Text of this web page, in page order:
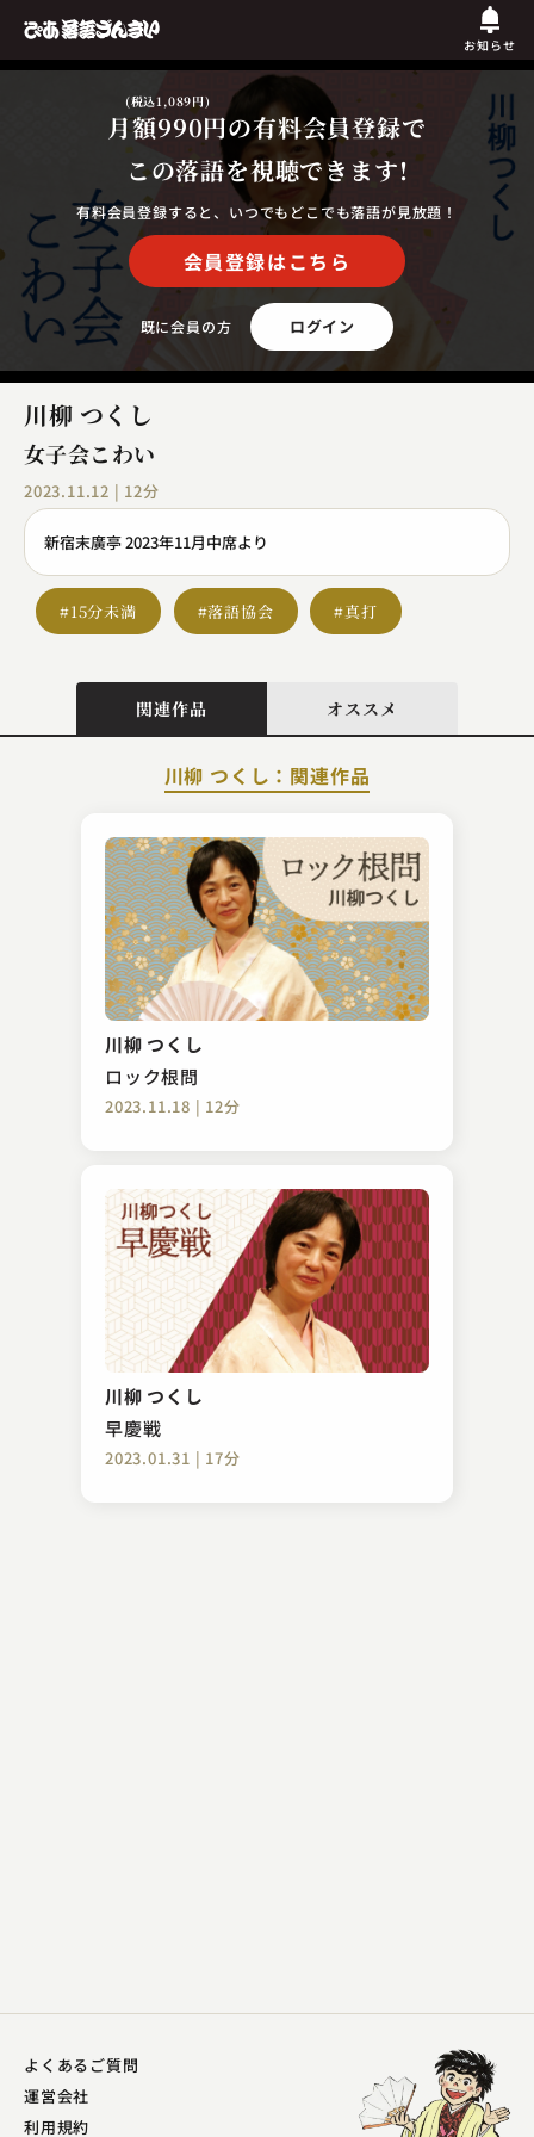
お知らせ
月額990円
(税込1,089円)
の有料会員登録で
この落語を視聴できます!
有料会員登録すると、いつでもどこでも落語が見放題！
会員登録はこちら
既に会員の方 ログイン
川柳 つくし
女子会こわい
2023.11.12 | 12分
新宿末廣亭 2023年11月中席より
#15分未満 #落語協会 #真打
関連作品 オススメ
川柳 つくし：関連作品
川柳 つくし
ロック根問
2023.11.18 | 12分
川柳 つくし
早慶戦
2023.01.31 | 17分
春風亭 柳枝
反対俥
2023.10.09 | 12分
金原亭 馬の助
味噌豆 ～百面相～
2023.02.23 | 11分
よくあるご質問
運営会社
利用規約